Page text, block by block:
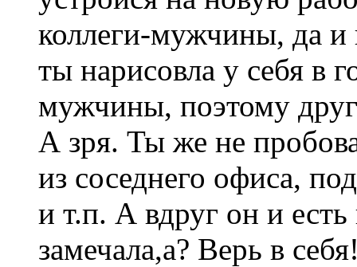
коллеги-мужчины, да и
ты нарисовла у себя в
мужчины, поэтому
А зря. Ты же не
из соседнего офиса,
и т.п. А вдруг он и
замечала,а? Верь в